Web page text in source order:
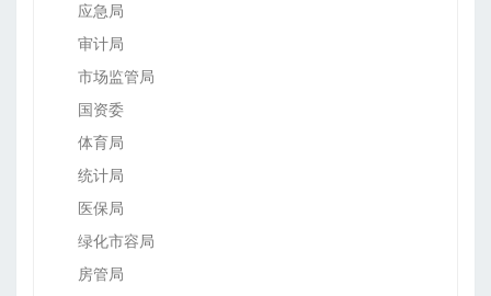
应急局
审计局
市场监管局
国资委
体育局
统计局
医保局
绿化市容局
房管局